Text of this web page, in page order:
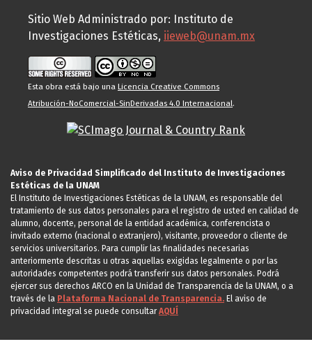
Sitio Web Administrado por: Instituto de
Investigaciones Estéticas, iieweb@unam.mx
Esta obra está bajo una Licencia Creative Commons
Atribución-NoComercial-SinDerivadas 4.0 Internacional.
Aviso de Privacidad Simplificado del Instituto de Investigaciones
Estéticas de la UNAM
El Instituto de Investigaciones Estéticas de la UNAM, es responsable del
tratamiento de sus datos personales para el registro de usted en calidad de
alumno, docente, personal de la entidad académica, conferencista o
invitado externo (nacional o extranjero), visitante, proveedor o cliente de
servicios universitarios. Para cumplir las finalidades necesarias
anteriormente descritas u otras aquellas exigidas legalmente o por las
autoridades competentes podrá transferir sus datos personales. Podrá
ejercer sus derechos ARCO en la Unidad de Transparencia de la UNAM, o a
través de la Plataforma Nacional de Transparencia. El aviso de
privacidad integral se puede consultarAQUÍ